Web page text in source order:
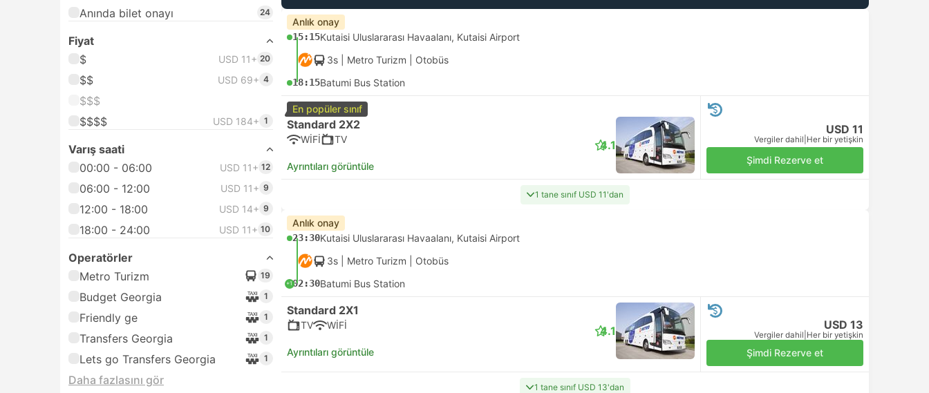
Anında bilet onayı 24
Fiyat
$
USD 11+ 20
$$ USD 69+ 4
$$$
$$$$
USD 184+ 1
Varış saati
00:00 - 06:00
USD 11+ 12
06:00 - 12:00 USD 11+ 9
12:00 - 18:00 USD 14+ 9
18:00 - 24:00 USD 11+ 10
Operatörler
Metro Turizm
19
Budget Georgia 1
Friendly ge 1
Transfers Georgia 1
Lets go Transfers Georgia 1
Daha fazlasını gör
Anlık onay
15:15Kutaisi Uluslararası Havaalanı, Kutaisi Airport
3s | Metro Turizm Otobüs
18:15Batumi Bus Station
En popüler sınıf
Standard 2X2
WİFİ TV
Ayrıntıları görüntüle
4.1
USD 11
Vergiler dahil Her bir yetişkin
Şimdi Rezerve et
1 tane sınıf USD 11'dan
Anlık onay
23:30Kutaisi Uluslararası Havaalanı, Kutaisi Airport
3s | Metro Turizm Otobüs
+102:30Batumi Bus Station
Standard 2X1
TV WİFİ
Ayrıntıları görüntüle
4.1 USD 13
Vergiler dahil Her bir yetişkin
Şimdi Rezerve et
1 tane sınıf USD 13'dan